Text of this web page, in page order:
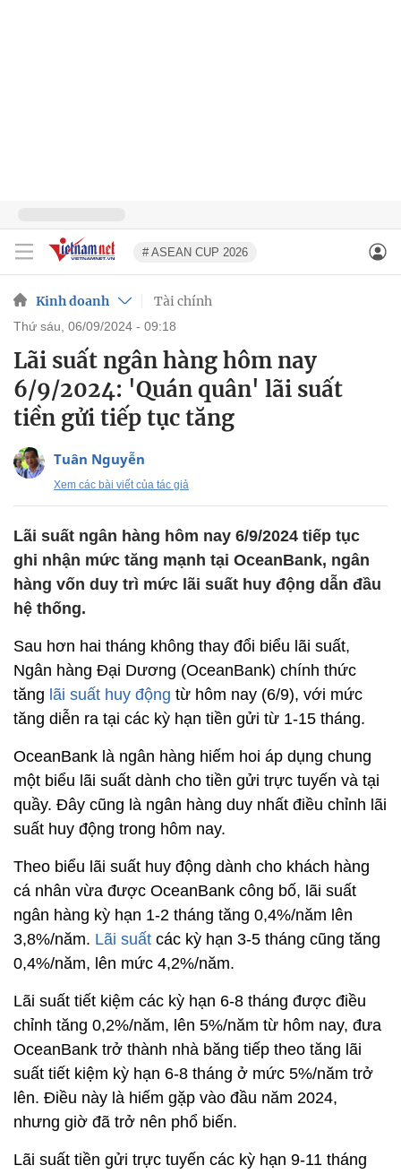
# ASEAN CUP 2026
Kinh doanh Tài chính
thứ sáu, 06/09/2024 - 09:18
Lãi suất ngân hàng hôm nay
6/9/2024: 'Quán quân' lãi suất
tiền gửi tiếp tục tăng
Tuân Nguyễn
Xem các bài viết của tác giả
Lãi suất ngân hàng hôm nay 6/9/2024 tiếp tục
ghi nhận mức tăng mạnh tại OceanBank, ngân
hàng vốn duy trì mức lãi suất huy động dẫn đầu
hệ thống.
Sau hơn hai tháng không thay đổi biểu lãi suất,
Ngân hàng Đại Dương (OceanBank) chính thức
tăng lãi suất huy động từ hôm nay (6/9), với mức
tăng diễn ra tại các kỳ hạn tiền gửi từ 1-15 tháng.
OceanBank là ngân hàng hiếm hoi áp dụng chung
một biểu lãi suất dành cho tiền gửi trực tuyến và tại
quầy. Đây cũng là ngân hàng duy nhất điều chỉnh lãi
suất huy động trong hôm nay.
Theo biểu lãi suất huy động dành cho khách hàng
cá nhân vừa được OceanBank công bố, lãi suất
ngân hàng kỳ hạn 1-2 tháng tăng 0,4%/năm lên
3,8%/năm. Lãi suất các kỳ hạn 3-5 tháng cũng tăng
0,4%/năm, lên mức 4,2%/năm.
Lãi suất tiết kiệm các kỳ hạn 6-8 tháng được điều
chỉnh tăng 0,2%/năm, lên 5%/năm từ hôm nay, đưa
OceanBank trở thành nhà băng tiếp theo tăng lãi
suất tiết kiệm kỳ hạn 6-8 tháng ở mức 5%/năm trở
lên. Điều này là hiếm gặp vào đầu năm 2024,
nhưng giờ đã trở nên phổ biến.
Lãi suất tiền gửi trực tuyến các kỳ hạn 9-11 tháng